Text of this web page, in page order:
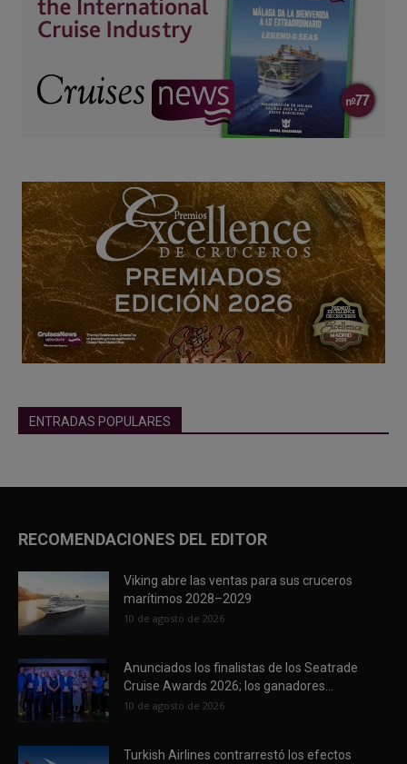
ENTRADAS POPULARES
RECOMENDACIONES DEL EDITOR
Viking abre las ventas para sus cruceros
marítimos 2028–2029
10 de agosto de 2026
Anunciados los finalistas de los Seatrade
Cruise Awards 2026; los ganadores...
10 de agosto de 2026
Turkish Airlines contrarrestó los efectos